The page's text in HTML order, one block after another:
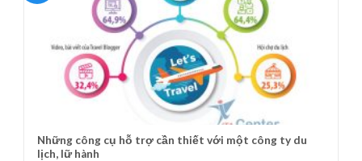
Những công cụ hỗ trợ cần thiết với một công ty du
lịch, lữ hành